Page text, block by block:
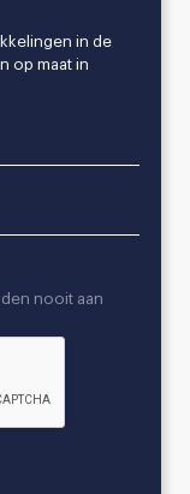
in de
op maat in
nooit aan